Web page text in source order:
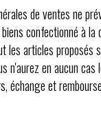
de ventes ne
confectionné à la
les articles proposés
n'aurez en aucun cas
échange et